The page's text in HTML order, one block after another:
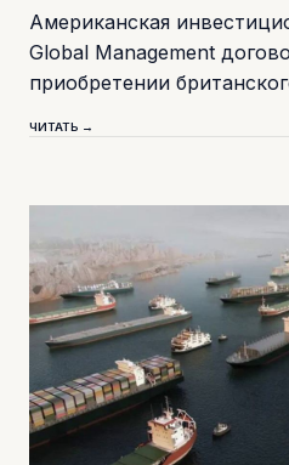
Американская
Global Management
приобретении
ЧИТАТЬ →